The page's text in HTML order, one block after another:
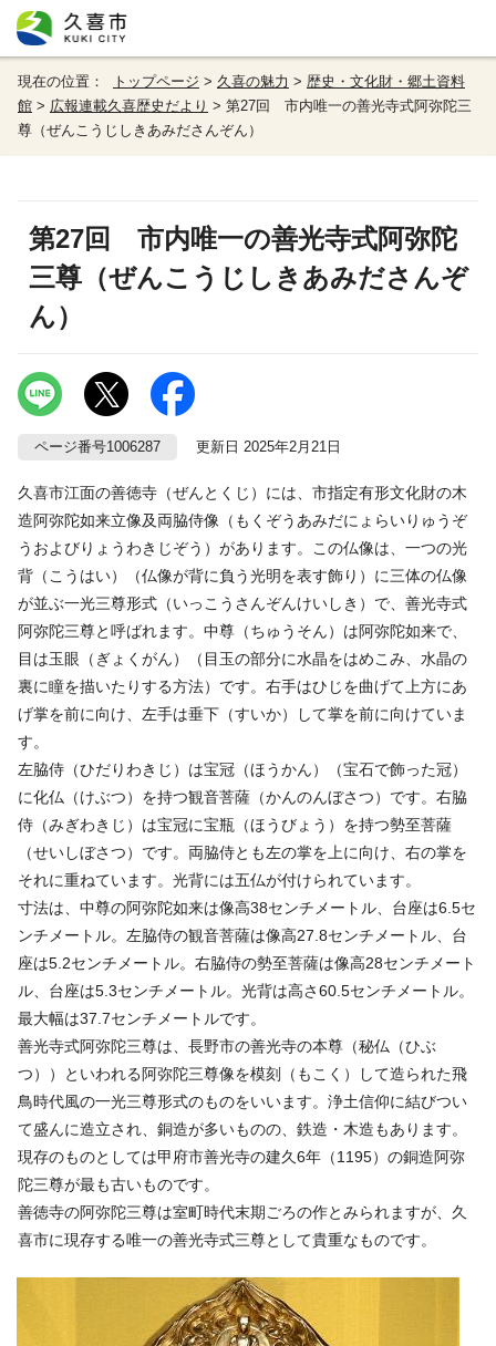
現在の位置： トップページ > 久喜の魅力 > 歴史・文化財・郷土資料
館 > 広報連載久喜歴史だより > 第27回 市内唯一の善光寺式阿弥陀三
尊（ぜんこうじしきあみださんぞん）
第27回 市内唯一の善光寺式阿弥陀
三尊（ぜんこうじしきあみださんぞ
ん）
ページ番号1006287 更新日 2025年2月21日
久喜市江面の善徳寺（ぜんとくじ）には、市指定有形文化財の木
造阿弥陀如来立像及両脇侍像（もくぞうあみだにょらいりゅうぞ
うおよびりょうわきじぞう）があります。この仏像は、一つの光
背（こうはい）（仏像が背に負う光明を表す飾り）に三体の仏像
が並ぶ一光三尊形式（いっこうさんぞんけいしき）で、善光寺式
阿弥陀三尊と呼ばれます。中尊（ちゅうそん）は阿弥陀如来で、
目は玉眼（ぎょくがん）（目玉の部分に水晶をはめこみ、水晶の
裏に瞳を描いたりする方法）です。右手はひじを曲げて上方にあ
げ掌を前に向け、左手は垂下（すいか）して掌を前に向けていま
す。
左脇侍（ひだりわきじ）は宝冠（ほうかん）（宝石で飾った冠）
に化仏（けぶつ）を持つ観音菩薩（かんのんぼさつ）です。右脇
侍（みぎわきじ）は宝冠に宝瓶（ほうびょう）を持つ勢至菩薩
（せいしぼさつ）です。両脇侍とも左の掌を上に向け、右の掌を
それに重ねています。光背には五仏が付けられています。
寸法は、中尊の阿弥陀如来は像高38センチメートル、台座は6.5セ
ンチメートル。左脇侍の観音菩薩は像高27.8センチメートル、台
座は5.2センチメートル。右脇侍の勢至菩薩は像高28センチメート
ル、台座は5.3センチメートル。光背は高さ60.5センチメートル。
最大幅は37.7センチメートルです。
善光寺式阿弥陀三尊は、長野市の善光寺の本尊（秘仏（ひぶ
つ））といわれる阿弥陀三尊像を模刻（もこく）して造られた飛
鳥時代風の一光三尊形式のものをいいます。浄土信仰に結びつい
て盛んに造立され、銅造が多いものの、鉄造・木造もあります。
現存のものとしては甲府市善光寺の建久6年（1195）の銅造阿弥
陀三尊が最も古いものです。
善徳寺の阿弥陀三尊は室町時代末期ごろの作とみられますが、久
喜市に現存する唯一の善光寺式三尊として貴重なものです。